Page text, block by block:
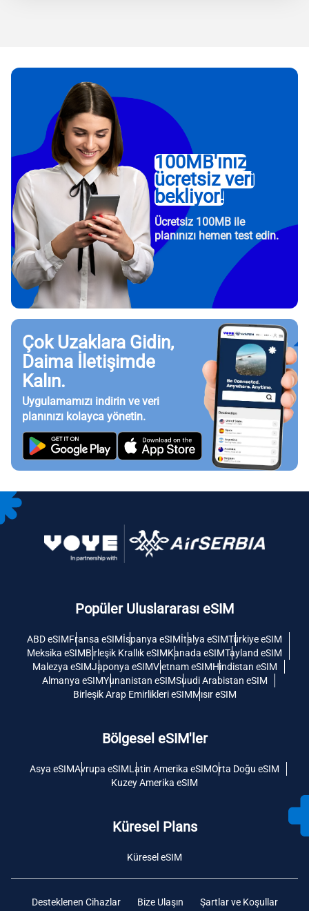
100MB'ınız
ücretsiz veri
bekliyor!
Ücretsiz 100MB ile
planınızı hemen test edin.
Çok Uzaklara Gidin,
Daima İletişimde
Kalın.
Uygulamamızı indirin ve veri
planınızı kolayca yönetin.
Popüler Uluslararası eSIM
ABD eSIMFransa eSIMİspanya eSIMİtalya eSIMTürkiye eSIM
Meksika eSIMBirleşik Krallık eSIMKanada eSIMTayland eSIM
Malezya eSIMJaponya eSIMVietnam eSIMHindistan eSIM
Almanya eSIMYunanistan eSIMSuudi Arabistan eSIM
Birleşik Arap Emirlikleri eSIMMısır eSIM
Bölgesel eSIM'ler
Asya eSIMAvrupa eSIMLatin Amerika eSIMOrta Doğu eSIM
Kuzey Amerika eSIM
Küresel Plans
Küresel eSIM
Desteklenen Cihazlar Bize Ulaşın Şartlar ve Koşullar